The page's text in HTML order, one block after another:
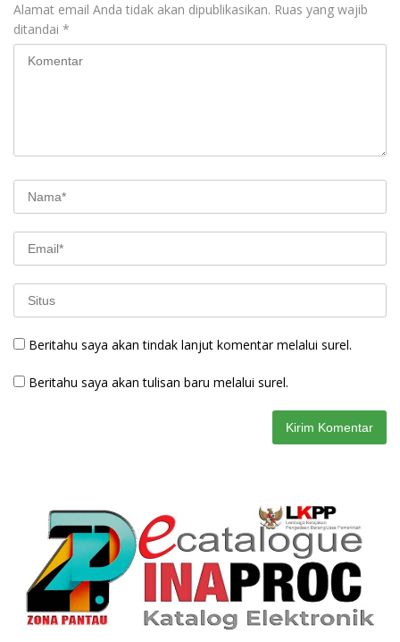
Alamat email Anda tidak akan dipublikasikan. Ruas yang wajib
ditandai *
Beritahu saya akan tindak lanjut komentar melalui surel.
Beritahu saya akan tulisan baru melalui surel.